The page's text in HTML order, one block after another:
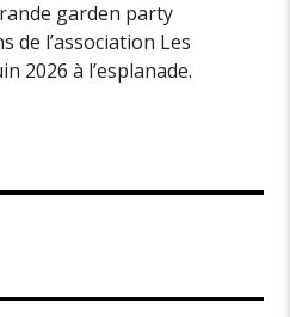
garden party
de l’association Les
2026 à l’esplanade.